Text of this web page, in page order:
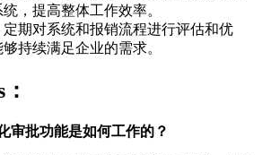
，提高整体工作效率。
定期对系统和报销流程进行评估和优
持续满足企业的需求。
审批功能是如何工作的？